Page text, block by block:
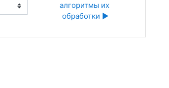
алгоритмы их
обработки ▶︎